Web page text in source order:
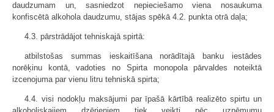
daudzumam un, sasniedzot nepieciešamo viena nosaukuma
konfiscētā alkohola daudzumu, stājas spēkā 4.2. punkta otrā daļa;
4.3. pārstrādājot tehniskajā spirtā:
atbilstošas summas ieskaitīšana norādītajā banku iestādes
norēķinu kontā, vadoties no Spirta monopola pārvaldes noteiktā
izcenojuma par vienu litru tehniskā spirta;
4.4. visi nodokļu maksājumi par īpašā kārtībā realizēto spirtu un